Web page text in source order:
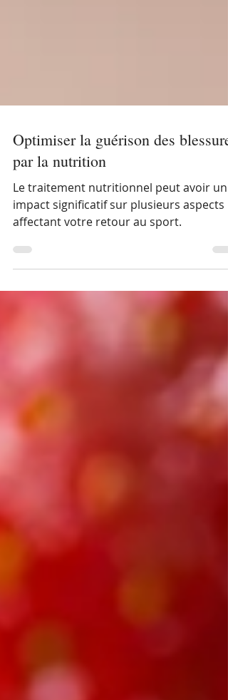
Optimiser la guérison des blessures
par la nutrition
Le traitement nutritionnel peut avoir un
impact significatif sur plusieurs aspects
affectant votre retour au sport.